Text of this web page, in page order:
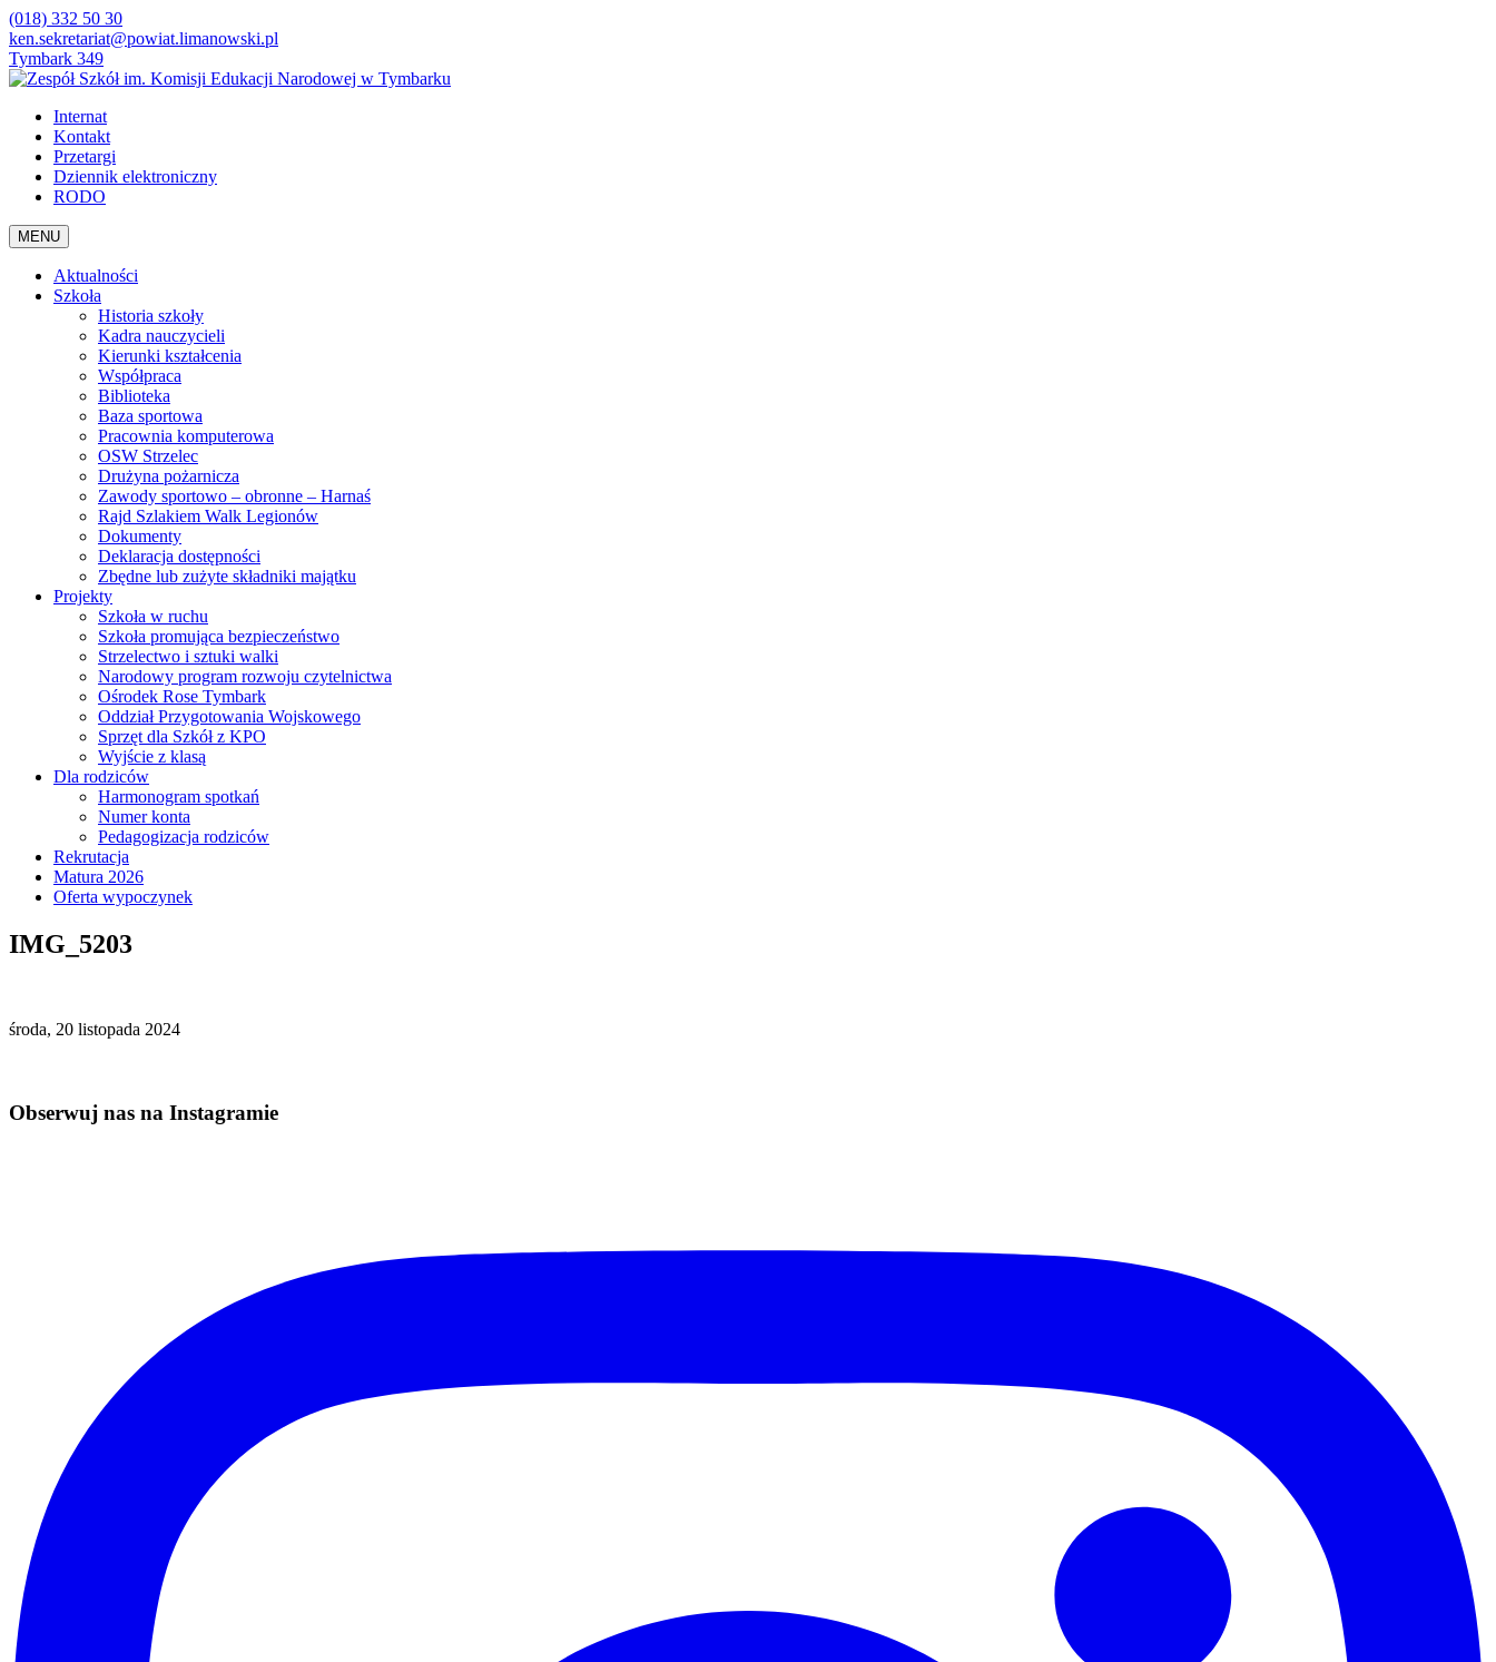
(018) 332 50 30
ken.sekretariat@powiat.limanowski.pl
Tymbark 349
Internat
Kontakt
Przetargi
Dziennik elektroniczny
RODO
MENU
Aktualności
Szkoła
Historia szkoły
Kadra nauczycieli
Kierunki kształcenia
Współpraca
Biblioteka
Baza sportowa
Pracownia komputerowa
OSW Strzelec
Drużyna pożarnicza
Zawody sportowo – obronne – Harnaś
Rajd Szlakiem Walk Legionów
Dokumenty
Deklaracja dostępności
Zbędne lub zużyte składniki majątku
Projekty
Szkoła w ruchu
Szkoła promująca bezpieczeństwo
Strzelectwo i sztuki walki
Narodowy program rozwoju czytelnictwa
Ośrodek Rose Tymbark
Oddział Przygotowania Wojskowego
Sprzęt dla Szkół z KPO
Wyjście z klasą
Dla rodziców
Harmonogram spotkań
Numer konta
Pedagogizacja rodziców
Rekrutacja
Matura 2026
Oferta wypoczynek
IMG_5203
środa, 20 listopada 2024
Obserwuj nas na Instagramie